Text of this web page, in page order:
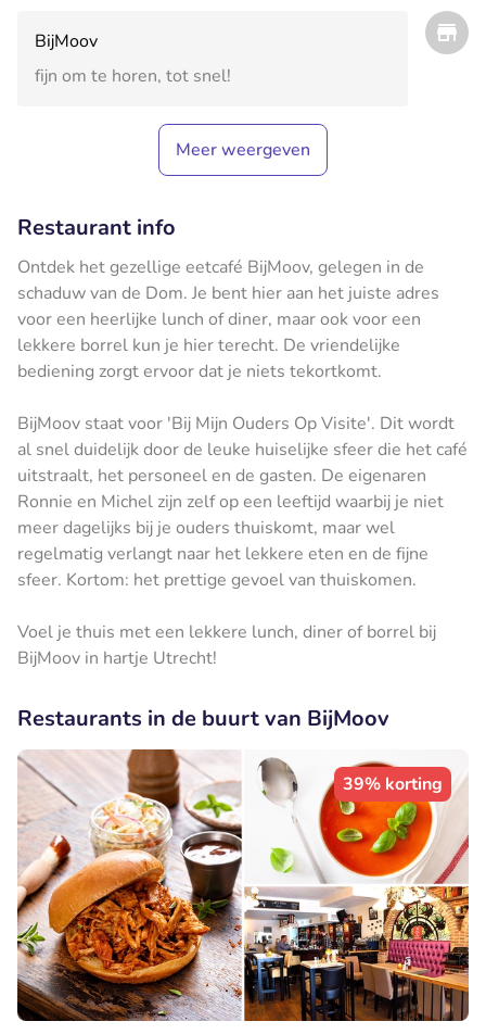
BijMoov
fijn om te horen, tot snel!
Meer weergeven
Restaurant info
Ontdek het gezellige eetcafé BijMoov, gelegen in de
schaduw van de Dom. Je bent hier aan het juiste adres
voor een heerlijke lunch of diner, maar ook voor een
lekkere borrel kun je hier terecht. De vriendelijke
bediening zorgt ervoor dat je niets tekortkomt.
BijMoov staat voor 'Bij Mijn Ouders Op Visite'. Dit wordt
al snel duidelijk door de leuke huiselijke sfeer die het café
uitstraalt, het personeel en de gasten. De eigenaren
Ronnie en Michel zijn zelf op een leeftijd waarbij je niet
meer dagelijks bij je ouders thuiskomt, maar wel
regelmatig verlangt naar het lekkere eten en de fijne
sfeer. Kortom: het prettige gevoel van thuiskomen.
Voel je thuis met een lekkere lunch, diner of borrel bij
BijMoov in hartje Utrecht!
Restaurants in de buurt van BijMoov
39% korting